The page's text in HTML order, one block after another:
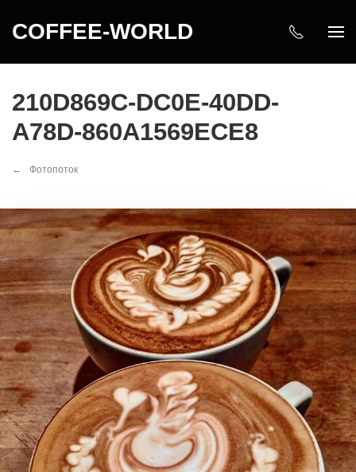
COFFEE-WORLD
210D869C-DC0E-40DD-
A78D-860A1569ECE8
Фотопоток